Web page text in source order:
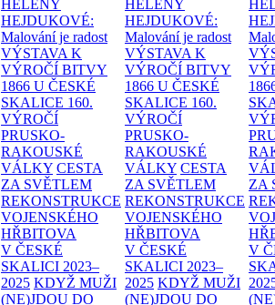
HELENY
HEJDUKOVÉ:
Malování je radost
VÝSTAVA K
VÝROČÍ BITVY
1866 U ČESKÉ
SKALICE 160.
VÝROČÍ
PRUSKO-
RAKOUSKÉ
VÁLKY CESTA
ZA SVĚTLEM
REKONSTRUKCE
VOJENSKÉHO
HŘBITOVA
V ČESKÉ
SKALICI 2023–
2025 KDYŽ MUŽI
(NE)JDOU DO
HELENY
HEJDUKOVÉ:
Malování je radost
VÝSTAVA K
VÝROČÍ BITVY
1866 U ČESKÉ
SKALICE 160.
VÝROČÍ
PRUSKO-
RAKOUSKÉ
VÁLKY CESTA
ZA SVĚTLEM
REKONSTRUKCE
VOJENSKÉHO
HŘBITOVA
V ČESKÉ
SKALICI 2023–
2025 KDYŽ MUŽI
(NE)JDOU DO
ZA
V